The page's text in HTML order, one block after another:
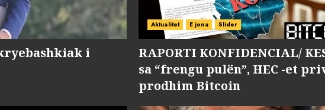
i
Aktualitet E jona Slider
RAPORTI KONFIDENCIAL/
sa “frengu pulën”, HEC -et
prodhim Bitcoin